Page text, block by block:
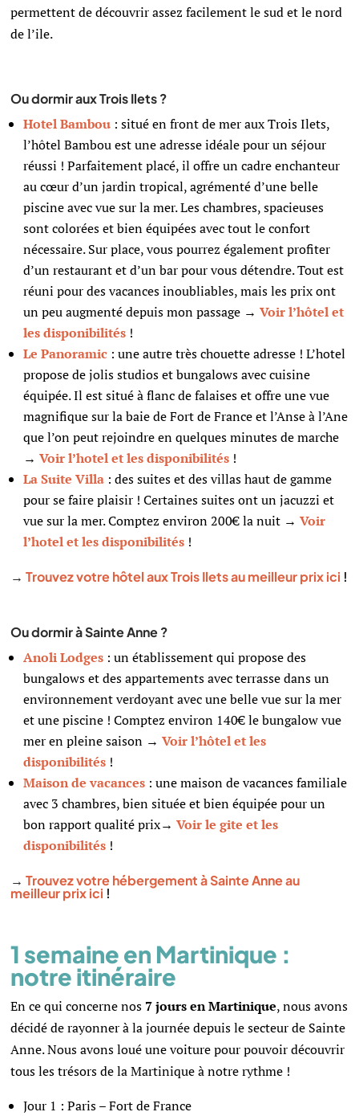
permettent de découvrir assez facilement le sud et le nord
de l’ile.
Ou dormir aux Trois Ilets ?
Hotel Bambou : situé en front de mer aux Trois Ilets,
l’hôtel Bambou est une adresse idéale pour un séjour
réussi ! Parfaitement placé, il offre un cadre enchanteur
au cœur d’un jardin tropical, agrémenté d’une belle
piscine avec vue sur la mer. Les chambres, spacieuses
sont colorées et bien équipées avec tout le confort
nécessaire. Sur place, vous pourrez également profiter
d’un restaurant et d’un bar pour vous détendre. Tout est
réuni pour des vacances inoubliables, mais les prix ont
un peu augmenté depuis mon passage →Voir l’hôtel et
les disponibilités !
Le Panoramic : une autre très chouette adresse ! L’hotel
propose de jolis studios et bungalows avec cuisine
équipée. Il est situé à flanc de falaises et offre une vue
magnifique sur la baie de Fort de France et l’Anse à l’Ane
que l’on peut rejoindre en quelques minutes de marche
→Voir l’hotel et les disponibilités !
La Suite Villa : des suites et des villas haut de gamme
pour se faire plaisir ! Certaines suites ont un jacuzzi et
vue sur la mer. Comptez environ 200€ la nuit →Voir
l’hotel et les disponibilités !
→Trouvez votre hôtel aux Trois Ilets au meilleur prix ici !
Ou dormir à Sainte Anne ?
Anoli Lodges : un établissement qui propose des
bungalows et des appartements avec terrasse dans un
environnement verdoyant avec une belle vue sur la mer
et une piscine ! Comptez environ 140€ le bungalow vue
mer en pleine saison →Voir l’hôtel et les
disponibilités !
Maison de vacances : une maison de vacances familiale
avec 3 chambres, bien située et bien équipée pour un
bon rapport qualité prix→Voir le gite et les
disponibilités !
→Trouvez votre hébergement à Sainte Anne au
meilleur prix ici !
1 semaine en Martinique :
notre itinéraire
En ce qui concerne nos7 jours en Martinique, nous avons
décidé de rayonner à la journée depuis le secteur de Sainte
Anne. Nous avons loué une voiture pour pouvoir découvrir
tous les trésors de la Martinique à notre rythme !
Jour 1 : Paris – Fort de France